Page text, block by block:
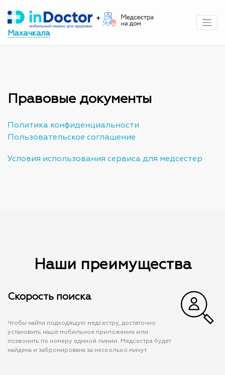
содержимому
Махачкала
Правовые документы
Политика конфиденциальности
Пользовательское соглашение
Условия использования сервиса для медсестер
Наши преимущества
Скорость поиска
Чтобы найти подходящую медсестру, достаточно
установить наше мобильное приложение или
позвонить по номеру единой линии. Медсестра будет
найдена и забронирована за несколько минут.